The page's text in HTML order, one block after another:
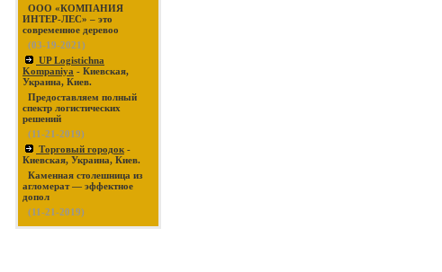
ООО «КОМПАНИЯ
ИНТЕР-ЛЕС» – это
современное деревоо
(03-19-2021)
UP Logistichna
Kompaniya - Киевская,
Украина, Киев.
Предоставляем полный
спектр логистических
решений
(11-21-2019)
Торговый городок -
Киевская, Украина, Киев.
Каменная столешница из
агломерат — эффектное
допол
(11-21-2019)